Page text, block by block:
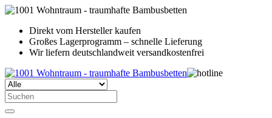
Direkt vom Hersteller kaufen
Großes Lagerprogramm – schnelle Lieferung
Wir liefern deutschlandweit versandkostenfrei